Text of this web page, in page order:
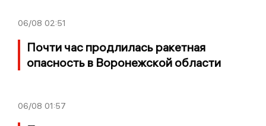
06/08 02:51
Почти час продлилась ракетная
опасность в Воронежской области
06/08 01:57